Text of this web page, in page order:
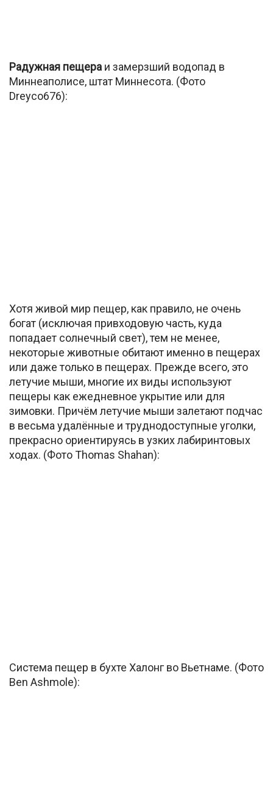
Радужная пещера и замерзший водопад в
Миннеаполисе, штат Миннесота. (Фото
Dreyco676):
Хотя живой мир пещер, как правило, не очень
богат (исключая привходовую часть, куда
попадает солнечный свет), тем не менее,
некоторые животные обитают именно в пещерах
или даже только в пещерах. Прежде всего, это
летучие мыши, многие их виды используют
пещеры как ежедневное укрытие или для
зимовки. Причём летучие мыши залетают подчас
в весьма удалённые и труднодоступные уголки,
прекрасно ориентируясь в узких лабиринтовых
ходах. (Фото Thomas Shahan):
Система пещер в бухте Халонг во Вьетнаме. (Фото
Ben Ashmole):